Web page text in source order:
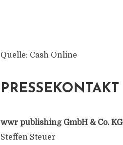
Quelle: Cash Online
PRESSEKONTAKT
wwr publishing GmbH & Co. KG
Steffen Steuer